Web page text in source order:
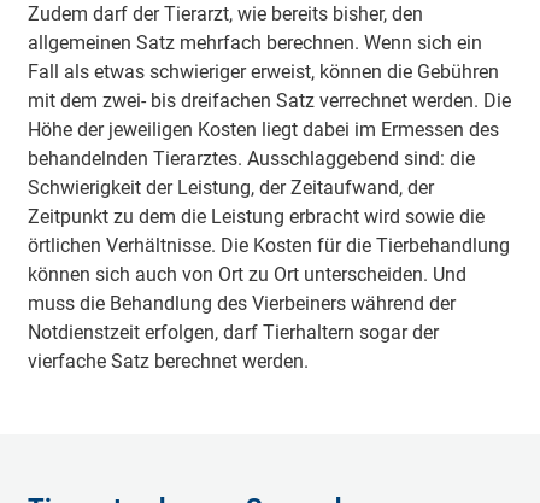
Zudem darf der Tierarzt, wie bereits bisher, den
allgemeinen Satz mehrfach berechnen. Wenn sich ein
Fall als etwas schwieriger erweist, können die Gebühren
mit dem zwei- bis dreifachen Satz verrechnet werden. Die
Höhe der jeweiligen Kosten liegt dabei im Ermessen des
behandelnden Tierarztes. Ausschlaggebend sind: die
Schwierigkeit der Leistung, der Zeitaufwand, der
Zeitpunkt zu dem die Leistung erbracht wird sowie die
örtlichen Verhältnisse. Die Kosten für die Tierbehandlung
können sich auch von Ort zu Ort unterscheiden. Und
muss die Behandlung des Vierbeiners während der
Notdienstzeit erfolgen, darf Tierhaltern sogar der
vierfache Satz berechnet werden.